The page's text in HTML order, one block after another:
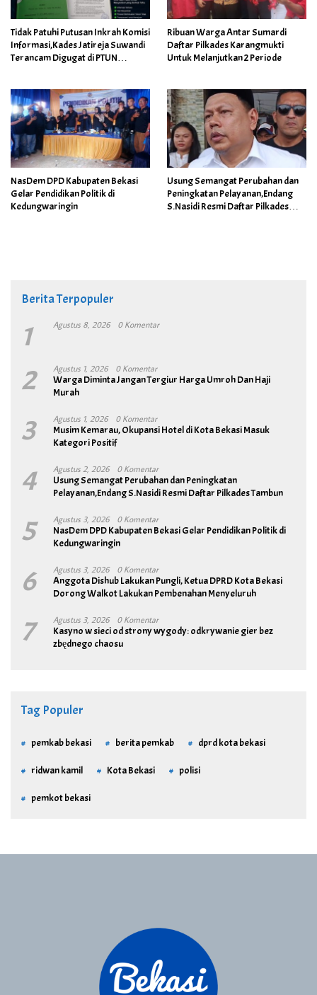
Tidak Patuhi Putusan Inkrah Komisi
Informasi,Kades Jatireja Suwandi
Terancam Digugat di PTUN
Ribuan Warga Antar Sumardi
Daftar Pilkades Karangmukti
Untuk Melanjutkan 2 Periode
NasDem DPD Kabupaten Bekasi
Gelar Pendidikan Politik di
Kedungwaringin
Usung Semangat Perubahan dan
Peningkatan Pelayanan,Endang
S.Nasidi Resmi Daftar Pilkades
Berita Terpopuler
1 Agustus 8, 2026 0 Komentar
2 Agustus 1, 2026 0 Komentar
Warga Diminta Jangan Tergiur Harga Umroh Dan Haji
Murah
3 Agustus 1, 2026 0 Komentar
Musim Kemarau, Okupansi Hotel di Kota Bekasi Masuk
Kategori Positif
4 Agustus 2, 2026 0 Komentar
Usung Semangat Perubahan dan Peningkatan
Pelayanan,Endang S.Nasidi Resmi Daftar Pilkades Tambun
5 Agustus 3, 2026 0 Komentar
NasDem DPD Kabupaten Bekasi Gelar Pendidikan Politik di
Kedungwaringin
6 Agustus 3, 2026 0 Komentar
Anggota Dishub Lakukan Pungli, Ketua DPRD Kota Bekasi
Dorong Walkot Lakukan Pembenahan Menyeluruh
7 Agustus 3, 2026 0 Komentar
Kasyno w sieci od strony wygody: odkrywanie gier bez
zbędnego chaosu
Tag Populer
pemkab bekasi berita pemkab dprd kota bekasi
ridwan kamil Kota Bekasi polisi
pemkot bekasi